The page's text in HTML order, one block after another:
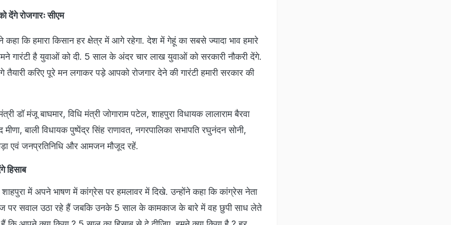
अटका
वह प्रताप सिंह भारत राजकीय महाविद्यालय के नवनिर्मित भवनों के उद्घाटन
चर्चा है कि उच्च शिक्षा विभाग की अरुचि के चलते काहे का अटका है.
Development: PM मोदी ने राजस्थान को दी 46,400 करोड़ की सौगात,
की ताज़ातरीन ख़बरों को ट्रैक करें. दुनियाभर
से न्यूज़ अपडेट पाएं. इसके अलावा,
लाइफ़स्टाइल टिप्स हों, या अनोखी-अनूठी ऑफ़बीट ख़बरें, सब मिलेगा यहां-ढेरों फोटो
2024